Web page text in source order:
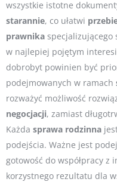
wszystkie istotne
starannie, co ułatwi
prawnika specjalizującego
w najlepiej pojętym
dobrobyt powinien być
podejmowanych w ramach
rozważyć możliwość
negocjacji, zamiast
Każda sprawa rodzinna
podejścia. Ważne jest
gotowość do współpracy
korzystnego rezultatu dla